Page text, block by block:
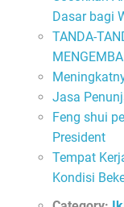
Dasar bagi
TANDA-
Jasa
Feng shui
President
Tempat
Kondisi